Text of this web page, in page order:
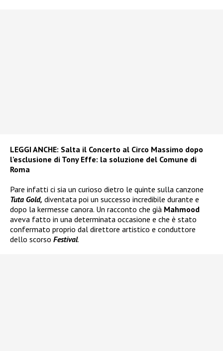
LEGGI ANCHE: Salta il Concerto al Circo Massimo dopo
l’esclusione di Tony Effe: la soluzione del Comune di
Roma
Pare infatti ci sia un curioso dietro le quinte sulla canzone
Tuta Gold, diventata poi un successo incredibile durante e
dopo la kermesse canora. Un racconto che già Mahmood
aveva fatto in una determinata occasione e che è stato
confermato proprio dal direttore artistico e conduttore
dello scorso Festival.